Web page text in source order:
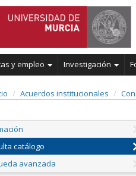
y empleo Investigación
Acuerdos institucionales
catálogo
avanzada